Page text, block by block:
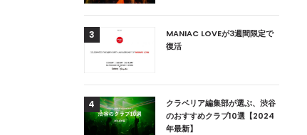
3
MANIAC LOVEが3週間限定で
復活
4
クラベリア編集部が選ぶ、渋谷
のおすすめクラブ10選【2024
年最新】